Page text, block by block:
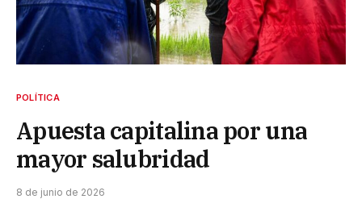
POLÍTICA
Apuesta capitalina por una
mayor salubridad
8 de junio de 2026